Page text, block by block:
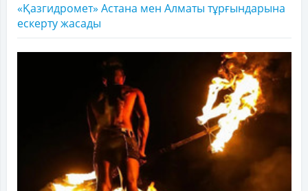
«Қазгидромет» Астана мен Алматы тұрғындарына
ескерту жасады